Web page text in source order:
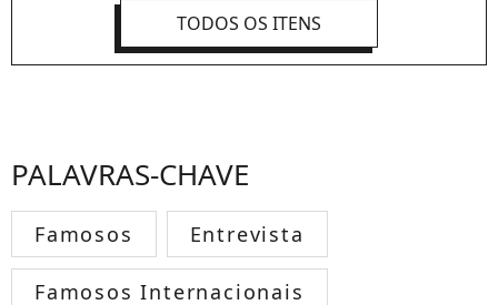
TODOS OS ITENS
PALAVRAS-CHAVE
Famosos Entrevista
Famosos Internacionais